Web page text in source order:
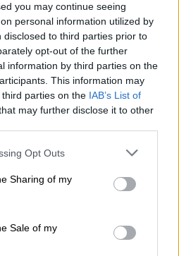
you may continue seeing
personal information utilized by
to third parties prior to
opt-out of the further
information by third parties on the
This information may
parties on the IAB’s List of
may further disclose it to other
app uses one or more Google
behaviour. You may click to
and its third-party tags to
purposes in below Google
Opt Outs
Sharing of my
Sale of my